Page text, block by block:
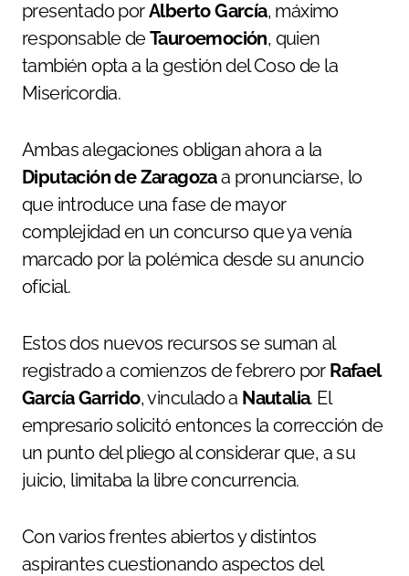
presentado porAlberto García, máximo
responsable deTauroemoción, quien
también opta a la gestión del Coso de la
Misericordia.
Ambas alegaciones obligan ahora a la
Diputación de Zaragozaa pronunciarse, lo
que introduce una fase de mayor
complejidad en un concurso que ya venía
marcado por la polémica desde su anuncio
oficial.
Estos dos nuevos recursos se suman al
registrado a comienzos de febrero por Rafael
García Garrido, vinculado a Nautalia. El
empresario solicitó entonces la corrección de
un punto del pliego al considerar que, a su
juicio, limitaba la libre concurrencia.
Con varios frentes abiertos y distintos
aspirantes cuestionando aspectos del